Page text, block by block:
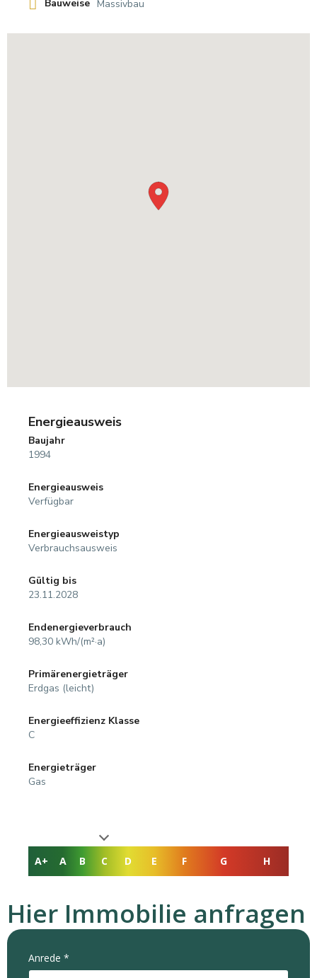
Bauweise Massivbau
Energieausweis
Baujahr
1994
Energieausweis
Verfügbar
Energie­ausweistyp
Verbrauchsausweis
Gültig bis
23.11.2028
Endenergieverbrauch
98,30 kWh/(m²·a)
Primärenergieträger
Erdgas (leicht)
Energieeffizienz Klasse
C
Energieträger
Gas
A+ A B C D E F G H
Hier Immobilie anfragen
Anrede *